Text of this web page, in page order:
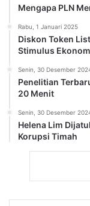
Mengapa PLN
Rabu, 1 Januari 2025
Diskon Token
Stimulus
Senin, 30 Desember
Penelitian
20 Menit
Senin, 30 Desember
Helena Lim
Korupsi Timah